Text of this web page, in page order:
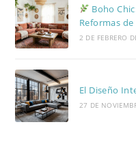
Boho
Reformas
2 DE FEBRERO
El Diseño
27 DE